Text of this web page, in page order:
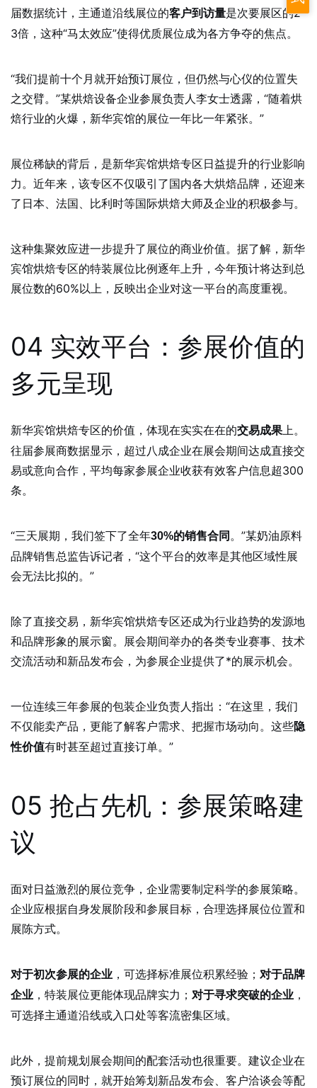
届数据统计，主通道沿线展位的客户到访量是次要展区的2-
3倍，这种“马太效应”使得优质展位成为各方争夺的焦点。
“我们提前十个月就开始预订展位，但仍然与心仪的位置失
之交臂。”某烘焙设备企业参展负责人李女士透露，“随着烘
焙行业的火爆，新华宾馆的展位一年比一年紧张。”
展位稀缺的背后，是新华宾馆烘焙专区日益提升的行业影响
力。近年来，该专区不仅吸引了国内各大烘焙品牌，还迎来
了日本、法国、比利时等国际烘焙大师及企业的积极参与。
这种集聚效应进一步提升了展位的商业价值。据了解，新华
宾馆烘焙专区的特装展位比例逐年上升，今年预计将达到总
展位数的60%以上，反映出企业对这一平台的高度重视。
04 实效平台：参展价值的
多元呈现
新华宾馆烘焙专区的价值，体现在实实在在的交易成果 上。
往届参展商数据显示，超过八成企业在展会期间达成直接交
易或意向合作，平均每家参展企业收获有效客户信息超300
条。
“三天展期，我们签下了全年30%的销售合同 。”某奶油原料
品牌销售总监告诉记者，“这个平台的效率是其他区域性展
会无法比拟的。”
除了直接交易，新华宾馆烘焙专区还成为行业趋势的发源地
和品牌形象的展示窗。展会期间举办的各类专业赛事、技术
交流活动和新品发布会，为参展企业提供了*的展示机会。
一位连续三年参展的包装企业负责人指出：“在这里，我们
不仅能卖产品，更能了解客户需求、把握市场动向。这些隐
性价值有时甚至超过直接订单。”
05 抢占先机：参展策略建
议
面对日益激烈的展位竞争，企业需要制定科学的参展策略。
企业应根据自身发展阶段和参展目标，合理选择展位位置和
展陈方式。
对于初次参展的企业 ，可选择标准展位积累经验； 对于品牌
企业 ，特装展位更能体现品牌实力； 对于寻求突破的企业 ，
可选择主通道沿线或入口处等客流密集区域。
此外，提前规划展会期间的配套活动也很重要。建议企业在
预订展位的同时，就开始筹划新品发布会、客户洽谈会等配